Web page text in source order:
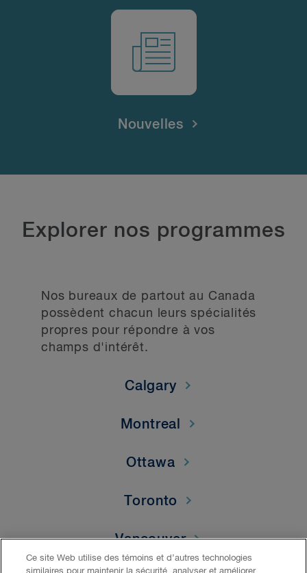
Nouvelles
Explorer nos programmes
Nos bureaux de partout au Canada
possèdent chacun leurs spécialités
propres pour répondre à vos
champs d'intérêt.
Calgary
Montreal
Ottawa
Toronto
Vancouver
Ce site Web utilise des témoins et d’autres technologies